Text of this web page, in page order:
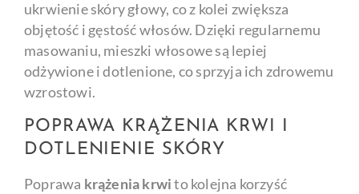
ukrwienie skóry głowy, co z kolei zwiększa
objętość i gęstość włosów. Dzięki regularnemu
masowaniu, mieszki włosowe są lepiej
odżywione i dotlenione, co sprzyja ich zdrowemu
wzrostowi.
POPRAWA KRĄŻENIA KRWI I
DOTLENIENIE SKÓRY
Poprawa krążenia krwito kolejna korzyść